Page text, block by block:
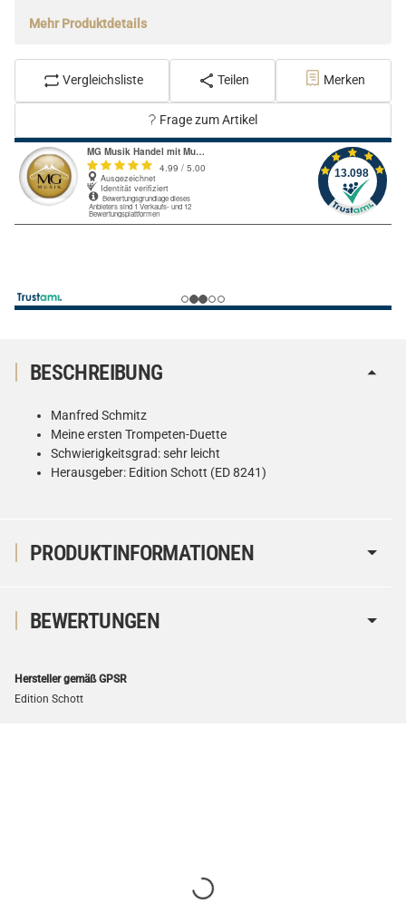
Mehr Produktdetails
Vergleichsliste Teilen Merken
Frage zum Artikel
PRODUKTINFORMATIONEN
BESCHREIBUNG
Manfred Schmitz
Meine ersten Trompeten-Duette
Schwierigkeitsgrad: sehr leicht
Herausgeber: Edition Schott (ED 8241)
BEWERTUNGEN
Hersteller gemäß GPSR
Edition Schott